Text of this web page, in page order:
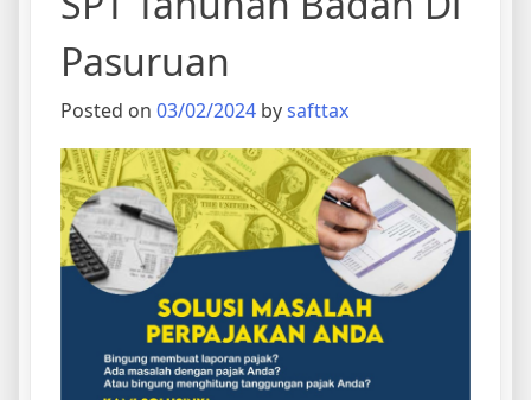
Pasuruan
Posted on 03/02/2024 bysafttax